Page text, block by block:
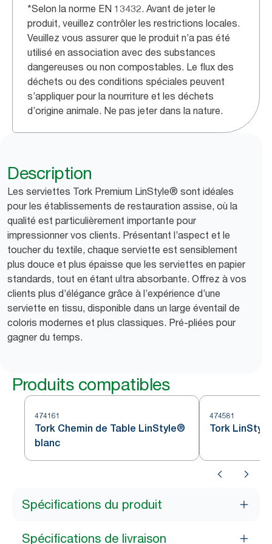
*Selon la norme EN 13432. Avant de jeter le
produit, veuillez contrôler les restrictions locales.
Veuillez vous assurer que le produit n’a pas été
utilisé en association avec des substances
dangereuses ou non compostables. Le flux des
déchets ou des conditions spéciales peuvent
s’appliquer pour la nourriture et les déchets
d’origine animale. Ne pas jeter dans la nature.
Description
Les serviettes Tork Premium LinStyle® sont idéales
pour les établissements de restauration assise, où la
qualité est particulièrement importante pour
impressionner vos clients. Présentant l’aspect et le
toucher du textile, chaque serviette est sensiblement
plus douce et plus épaisse que les serviettes en papier
standards, tout en étant ultra absorbante. Offrez à vos
clients plus d’élégance grâce à l’expérience d’une
serviette en tissu, disponible dans un large éventail de
coloris modernes et plus classiques. Pré-pliées pour
gagner du temps.
Produits compatibles
474161
Tork Chemin de Table LinStyle®
blanc
474581
Tork
Spécifications du produit
Spécifications de livraison